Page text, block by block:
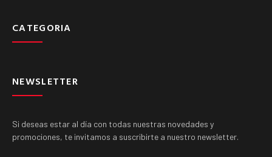
CATEGORIA
NEWSLETTER
Si deseas estar al día con todas nuestras novedades y
promociones, te invitamos a suscribirte a nuestro newsletter.